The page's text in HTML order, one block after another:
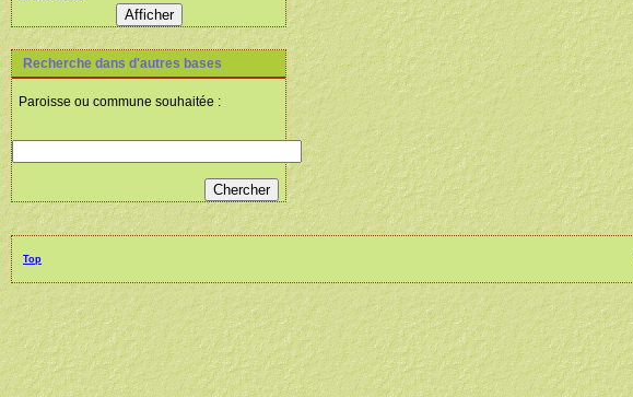
Recherche dans d'autres bases
Paroisse ou commune souhaitée :
Top